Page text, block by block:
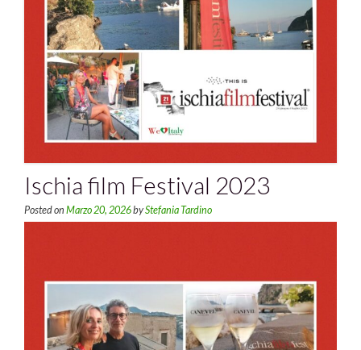
Ischia film Festival 2023
Posted on Marzo 20, 2026byStefania Tardino